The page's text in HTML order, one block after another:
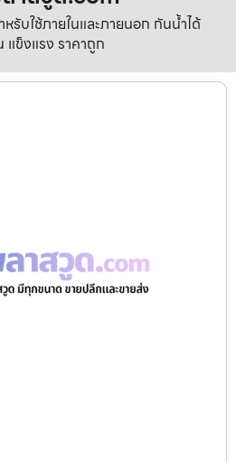
รับใช้ภายในและภายนอก กันน้ำได้
แข็งแรง ราคาถูก